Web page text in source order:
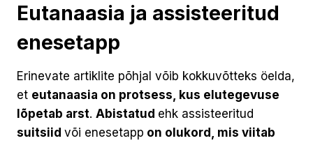
Eutanaasia ja assisteeritud
enesetapp
Erinevate artiklite põhjal võib kokkuvõtteks öelda,
et eutanaasia on protsess, kus elutegevuse
lõpetab arst. Abistatud ehk assisteeritud
suitsiid või enesetapp on olukord, mis viitab